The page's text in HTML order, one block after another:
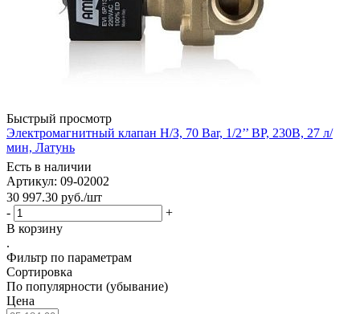
Быстрый просмотр
Электромагнитный клапан Н/З, 70 Bar, 1/2’’ ВР, 230В, 27 л/
мин, Латунь
Есть в наличии
Артикул: 09-02002
30 997.30 руб./шт
-
+
В корзину
.
Фильтр по параметрам
Сортировка
По популярности (убывание)
Цена